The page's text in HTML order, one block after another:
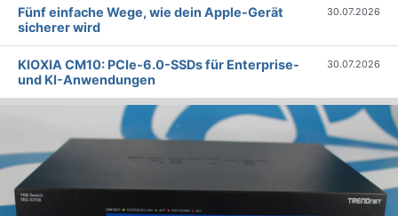
Fünf einfache Wege, wie dein Apple-Gerät
sicherer wird
30.07.2026
KIOXIA CM10: PCIe-6.0-SSDs für Enterprise-
und KI-Anwendungen
30.07.2026